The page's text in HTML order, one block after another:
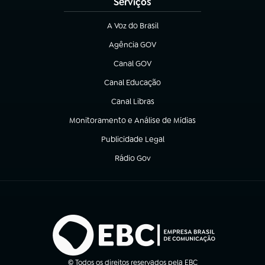
A Voz do Brasil
(abre em nova aba)
Agência GOV
(abre em nova aba)
Canal GOV
(abre em nova aba)
Canal Educação
(abre em nova aba)
Canal Libras
(abre em nova aba)
Monitoramento e Análise de Mídias
(abre em nova aba)
Publicidade Legal
(abre em nova aba)
Rádio Gov
(abre em nova aba)
© Todos os direitos reservados pela EBC